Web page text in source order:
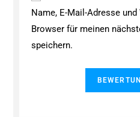
Name, E-Mail-Adresse
Browser für meinen
speichern.